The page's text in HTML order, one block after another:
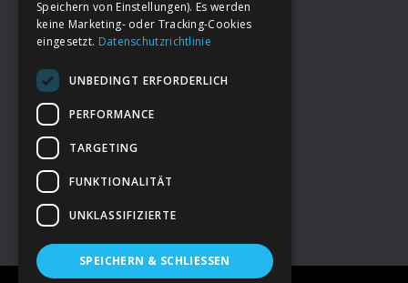
FooterDeine Spende
→ Impressum
→Kontakt zum PAO Team
Speichern von Einstellungen). Es werden
keine Marketing- oder Tracking-Cookies
eingesetzt. Datenschutzrichtlinie
UNBEDINGT ERFORDERLICH
PERFORMANCE
TARGETING
FUNKTIONALITÄT
UNKLASSIFIZIERTE
SPEICHERN & SCHLIESSEN